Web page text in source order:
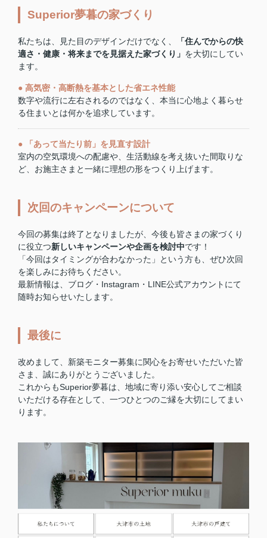
Superior夢暮の家づくり
私たちは、見た目のデザインだけでなく、
「住んでからの快
適さ・健康・将来までを見据えた家づくり」 を大切にしてい
ます。
● 高気密・高断熱を基本とした省エネ性能
数字や流行に左右されるのではなく、本当に心地よく暮らせ
る住まいとは何かを追求しています。
● 「あって当たり前」を見直す設計
室内の空気環境への配慮や、生活動線を考え抜いた間取りな
ど、お施主さまと一緒に理想の形をつくり上げます。
次回のキャンペーンについて
今回の募集は終了となりましたが、今後も皆さまの家づくり
に役立つ新しいキャンペーンや企画を検討中です！
「今回はタイミングが合わなかった」という方も、ぜひ次回
を楽しみにお待ちください。
最新情報は、ブログ・Instagram・LINE公式アカウントにて
随時お知らせいたします。
最後に
改めまして、新築モニター募集に関心をお寄せいただいた皆
さま、誠にありがとうございました。
これからもSuperior夢暮は、地域に寄り添い安心してご相談
いただける存在として、一つひとつのご縁を大切にしてまい
ります。